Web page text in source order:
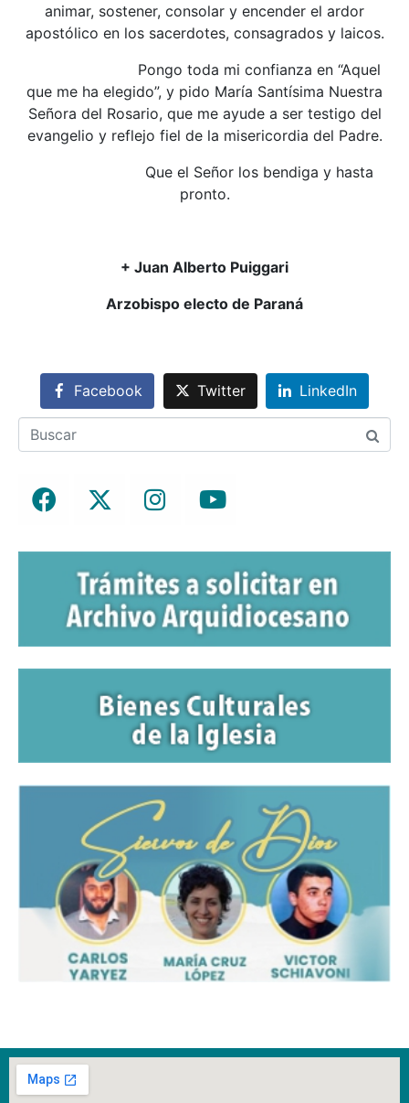
animar, sostener, consolar y encender el ardor
apostólico en los sacerdotes, consagrados y laicos.
Pongo toda mi confianza en “Aquel
que me ha elegido”, y pido María Santísima Nuestra
Señora del Rosario, que me ayude a ser testigo del
evangelio y reflejo fiel de la misericordia del Padre.
Que el Señor los bendiga y hasta
pronto.
+ Juan Alberto Puiggari
Arzobispo electo de Paraná
Facebook Twitter LinkedIn